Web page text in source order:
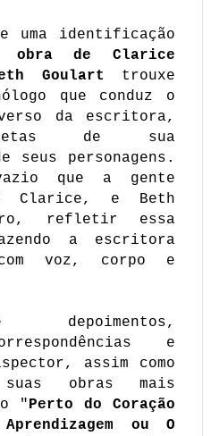
identificação
obra de Clarice
Goulart trouxe
que conduz o
da escritora,
de sua
seus personagens.
que a gente
Clarice, e Beth
refletir essa
a escritora
voz, corpo e
e
assim como
obras mais
" Perto do Coração
Aprendizagem ou O